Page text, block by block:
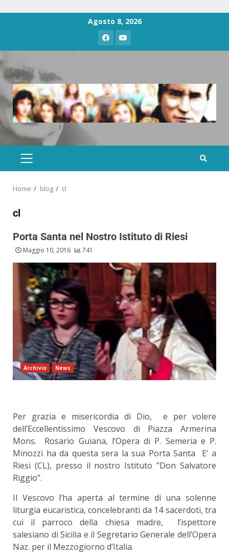
Agosto 8, 2026
Home blog cl
cl
Porta Santa nel Nostro Istituto di Riesi
Maggio 10, 2016 741
Archivio News
Per grazia e misericordia di Dio, e per volere
dell’Eccellentissimo Vescovo di Piazza Armerina
Mons. Rosario Guiana, l’Opera di P. Semeria e P.
Minozzi ha da questa sera la sua Porta Santa E’ a
Riesi (CL), presso il nostro Istituto ”Don Salvatore
Riggio”.
Il Vescovo l’ha aperta al termine di una solenne
liturgia eucaristica, concelebranti da 14 sacerdoti, tra
cui il parroco della chiesa madre, l’ispettore
salesiano di Sicilia e il Segretario Generale dell’Opera
Naz. per il Mezzogiorno d’Italia.